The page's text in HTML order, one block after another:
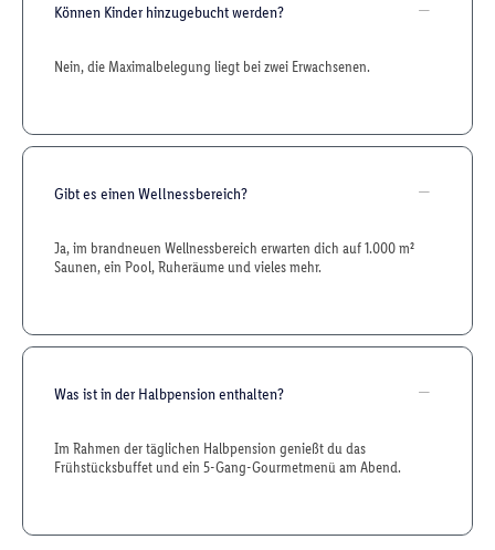
Können Kinder hinzugebucht werden?
Nein, die Maximalbelegung liegt bei zwei Erwachsenen.
Gibt es einen Wellnessbereich?
Ja, im brandneuen Wellnessbereich erwarten dich auf 1.000 m²
Saunen, ein Pool, Ruheräume und vieles mehr.
Was ist in der Halbpension enthalten?
Im Rahmen der täglichen Halbpension genießt du das
Frühstücksbuffet und ein 5-Gang-Gourmetmenü am Abend.